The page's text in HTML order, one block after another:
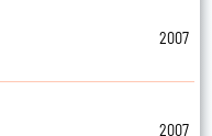
2007
2007